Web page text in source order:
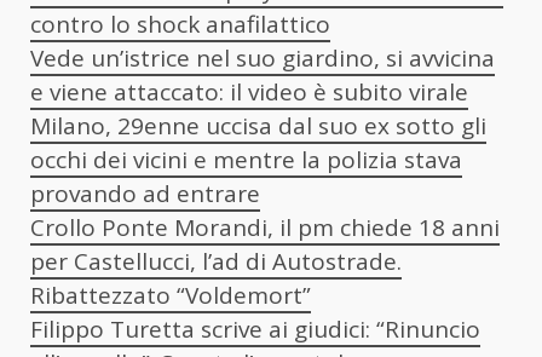
contro lo shock anafilattico
Vede un’istrice nel suo giardino, si avvicina
e viene attaccato: il video è subito virale
Milano, 29enne uccisa dal suo ex sotto gli
occhi dei vicini e mentre la polizia stava
provando ad entrare
Crollo Ponte Morandi, il pm chiede 18 anni
per Castellucci, l’ad di Autostrade.
Ribattezzato “Voldemort”
Filippo Turetta scrive ai giudici: “Rinuncio